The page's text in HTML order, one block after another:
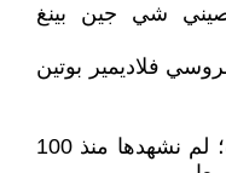
شي جين بينغ
فلاديمير بوتين
- في الوقت الحالي، هناك تغييرات؛ لم نشهدها منذ 100